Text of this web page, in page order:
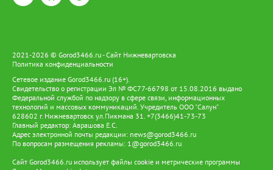
2021-2026 © Gorod3466.ru - Сайт Нижневартовска
Политика конфиденциальности
Сетевое издание Gorod3466.ru (16+).
Свидетельство о регистрации Эл № ФС77-66798 от 15.08.2016 выдано
Федеральной службой по надзору в сфере связи, информационных
технологий и массовых коммуникаций. Учредитель ООО "Салун"
628602 г. Нижневартовск ул.Пикмана 31. +7(3466)41-73-73
Главный редактор: Аврашова Е.С.
Адрес электронной почты редакции: news@gorod3466.ru
По вопросам размещения рекламы: 1@gorod3466.ru
Сайт Gorod3466.ru использует файлы cookie и метрические программы